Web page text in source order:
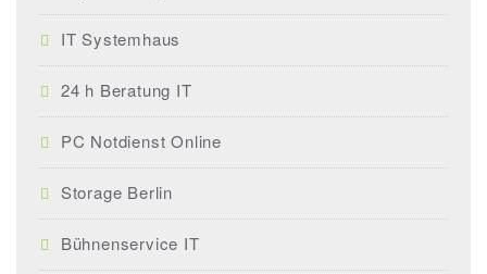
IT Systemhaus
24 h Beratung IT
PC Notdienst Online
Storage Berlin
Bühnenservice IT